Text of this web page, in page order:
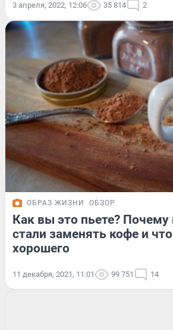
3 апреля, 2022, 12:06 35 814 2
ОБРАЗ ЖИЗНИ ОБЗОР
Как вы это пьете?
стали заменять кофе и
хорошего
11 декабря, 2021, 11:01 99 751 14